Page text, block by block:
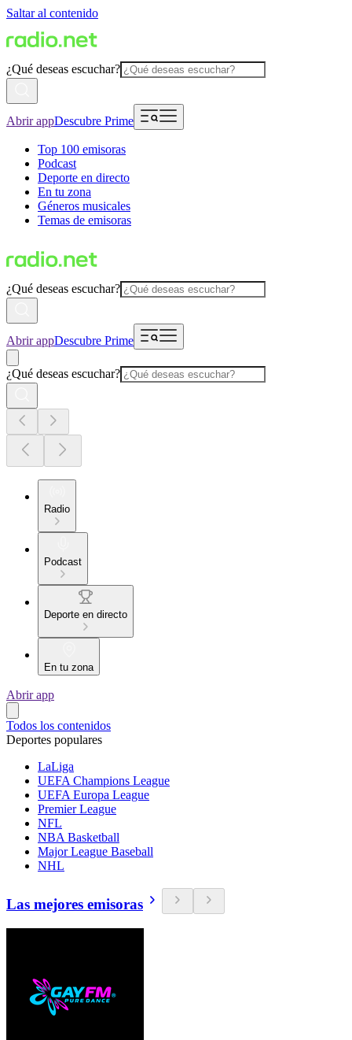
Saltar al contenido
¿Qué deseas escuchar?
Abrir appDescubre Prime
Top 100 emisoras
Podcast
Deporte en directo
En tu zona
Géneros musicales
Temas de emisoras
¿Qué deseas escuchar?
Abrir appDescubre Prime
¿Qué deseas escuchar?
Radio
Podcast
Deporte en directo
En tu zona
Abrir app
Todos los contenidos
Deportes populares
LaLiga
UEFA Champions League
UEFA Europa League
Premier League
NFL
NBA Basketball
Major League Baseball
NHL
Las mejores emisoras